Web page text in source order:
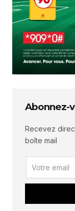
Abonnez-
Recevez
boîte mail